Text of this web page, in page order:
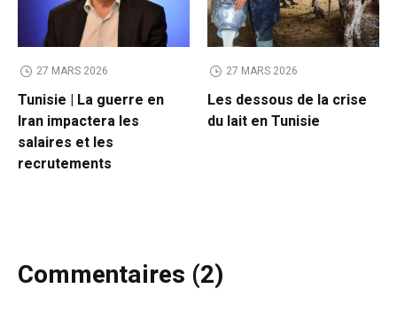
27 MARS 2026
Tunisie | La guerre en
Iran impactera les
salaires et les
recrutements
27 MARS 2026
Les dessous de la crise
du lait en Tunisie
Commentaires (2)